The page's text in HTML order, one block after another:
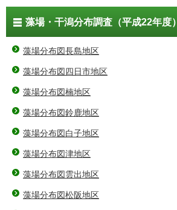
藻場・干潟分布調査（平成22年度）
藻場分布図長島地区
藻場分布図四日市地区
藻場分布図楠地区
藻場分布図鈴鹿地区
藻場分布図白子地区
藻場分布図津地区
藻場分布図雲出地区
藻場分布図松阪地区